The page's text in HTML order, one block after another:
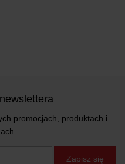
promocjach, produktach i
Zapisz się